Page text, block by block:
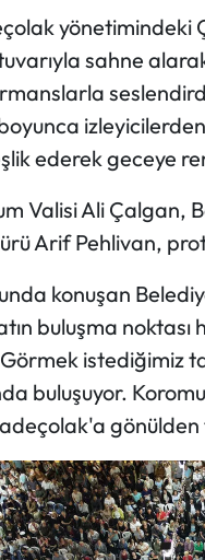
yönetimindeki
sahne
ederek geceye
Valisi Ali Çalgan,
Arif Pehlivan,
konuşan
buluşma
istediğimiz
buluşuyor.